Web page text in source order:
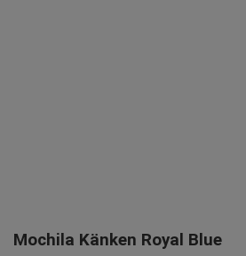
Mochila Känken Royal Blue